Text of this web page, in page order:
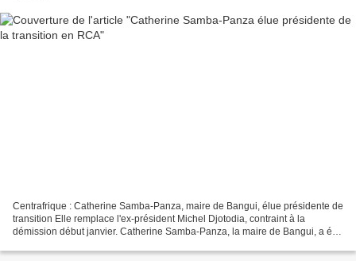
Centrafrique : Catherine Samba-Panza, maire de Bangui, élue présidente de
transition Elle remplace l'ex-président Michel Djotodia, contraint à la
démission début janvier. Catherine Samba-Panza, la maire de Bangui, a été